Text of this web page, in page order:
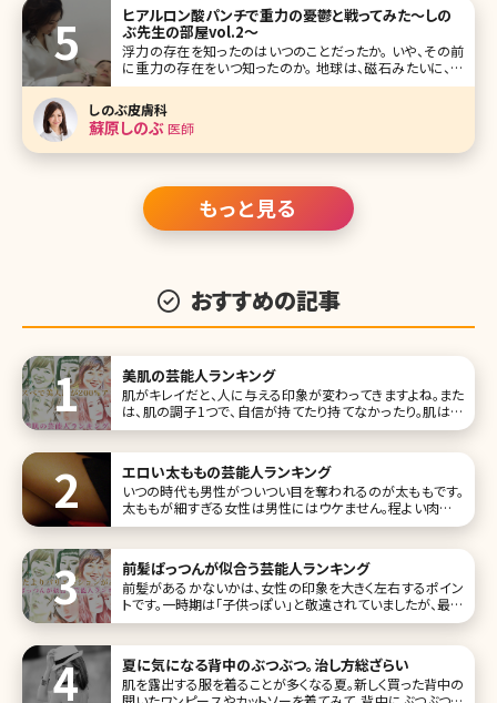
高いものを選びま
ヒアルロン酸パンチで重力の憂鬱と戦ってみた～しの
ぶ先生の部屋vol.2～
浮力の存在を知ったのはいつのことだったか。 いや、その前
に重力の存在をいつ知ったのか。 地球は、磁石みたいに、私
をくっつけて離さない。 確かに宇宙に放り出されたくない。ま
あ行ってはみたいけど、人間のいない世界は嫌だ。 しかし、
しのぶ皮膚科
蘇原しのぶ医師
もっと見る
おすすめの記事
美肌の芸能人ランキング
肌がキレイだと、人に与える印象が変わってきますよね。また
は、肌の調子1つで、自信が持てたり持てなかったり。肌は女
性にとって、目や鼻などのパーツよりも重要なポイントかもし
ング形式に
エロい太ももの芸能人ランキング
いつの時代も男性がついつい目を奪われるのが太ももです。
太ももが細すぎる女性は男性にはウケません。程よい肉付き
があり、むっちりしているセクシーな太ももは男性から見て
なエロく、セクシー
前髪ぱっつんが似合う芸能人ランキング
前髪があるかないかは、女性の印象を大きく左右するポイン
トです。一時期は「子供っぽい」と敬遠されていましたが、最近
はぱっつん前髪を好んでチョイスする人も増えてきています。
していただきたい女性芸能人をランキング形式でご紹介して
いきましょう。
夏に気になる背中のぶつぶつ。治し方総ざらい
肌を露出する服を着ることが多くなる夏。新しく買った背中の